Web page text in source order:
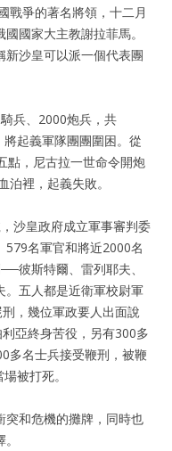
戰爭的著名將領，十二月
國家大主教謝拉菲馬。
沙皇可以派一個代表團
兵、2000炮兵，共
起義軍隊團團圍困。從
點，尼古拉一世命令開炮
裡，起義失敗。
沙皇政府成立軍事審判委
579名軍官和將近2000名
彼斯特爾、雷列耶夫、
。五人都是近衛軍校尉軍
，幾位軍政要人出面說
亞終身苦役，另有300多
多名士兵接受鞭刑，被鞭
被打死。
突和危機的攤牌，同時也